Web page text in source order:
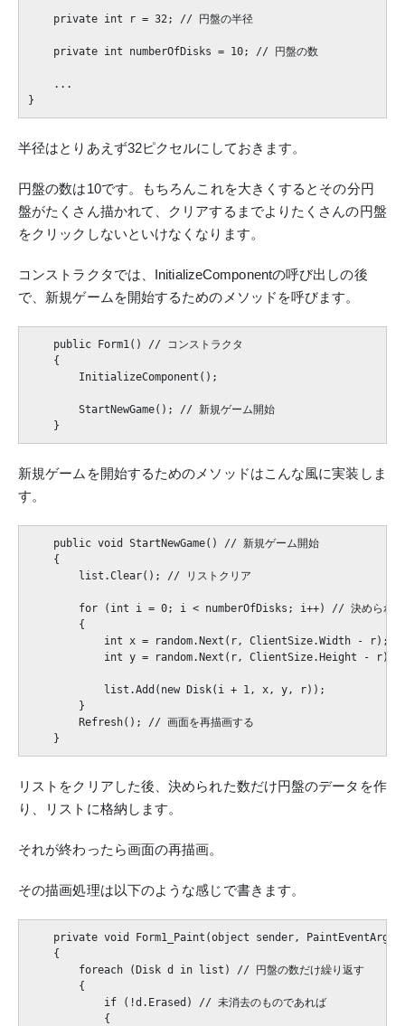
    private int r = 32; // 円盤の半径
    private int numberOfDisks = 10; // 円盤の数
    ...
半径はとりあえず32ピクセルにしておきます。
円盤の数は10です。もちろんこれを大きくするとその分円
盤がたくさん描かれて、クリアするまでよりたくさんの円盤
をクリックしないといけなくなります。
コンストラクタでは、InitializeComponentの呼び出しの後
で、新規ゲームを開始するためのメソッドを呼びます。
    public Form1() // コンストラクタ
    {
        InitializeComponent();
        StartNewGame(); // 新規ゲーム開始
新規ゲームを開始するためのメソッドはこんな風に実装しま
す。
    public void StartNewGame() // 新規ゲーム開始
    {
        list.Clear(); // リストクリア
for (int i = 0; i < numberOfDisks; i++) // 決められた
        {
            int x = random.Next(r, ClientSize.Width - r);
            int y = random.Next(r, ClientSize.Height - r);
            list.Add(new Disk(i + 1, x, y, r));
        }
        Refresh(); // 画面を再描画する
リストをクリアした後、決められた数だけ円盤のデータを作
り、リストに格納します。
それが終わったら画面の再描画。
その描画処理は以下のような感じで書きます。
private void Form1_Paint(object sender, PaintEventArgs
    {
        foreach (Disk d in list) // 円盤の数だけ繰り返す
        {
            if (!d.Erased) // 未消去のものであれば
            {